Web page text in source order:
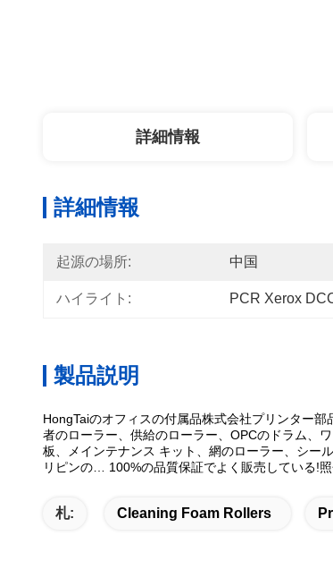
詳細情報
詳細情報
起源の場所: 中国
ハイライト: PCR Xerox
製品説明
HongTaiのオフィスの付属品株式会社プリンター
者のローラー、供給のローラー、OPCのドラム、
板、メインテナンス キット、網のローラー、シー
リピンの… 100%の品質保証でよく販売している!
札: Cleaning Foam Rollers